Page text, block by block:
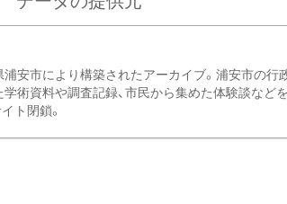
安市により構築されたアーカイブ。浦安市の行政
術資料や調査記録、市民から集めた体験談など
ト閉鎖。